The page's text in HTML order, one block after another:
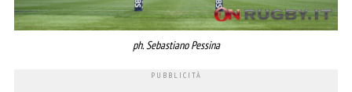
ph. Sebastiano Pessina